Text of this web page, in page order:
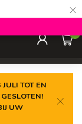
×
0
TOT EN
UW